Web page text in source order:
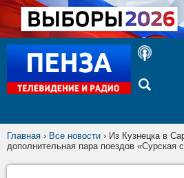
Главная › Все новости › Из Кузнецка в
дополнительная пара поездов «Сурская